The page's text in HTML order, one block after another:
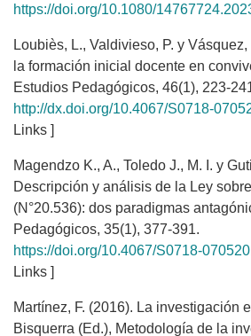
https://doi.org/10.1080/
Loubiès, L., Valdivieso, P. y
la formación inicial docente en
Estudios Pedagógicos, 46(1), 223-
http://dx.doi.org/10.4067/S0718-
Links ]
Magendzo K., A., Toledo J., M. I. y
Descripción y análisis de la Ley
(N°20.536): dos paradigmas
Pedagógicos, 35(1), 377-391.
https://doi.org/10.4067/S0718-
Links ]
Martínez, F. (2016). La investigación
Bisquerra (Ed.), Metodología de la